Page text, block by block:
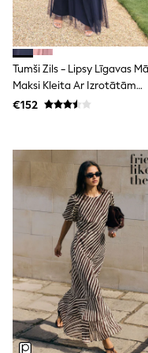
Dresses
Flip Flops
Sliders
Jumpsuits &
Linen
Sandals
Shorts
Trousers
Sunglasses
Men's Holiday
All Swimwear
Accessories
Bags & Luggage
Footwear
Hats
Linen Collection
Loafers
Polo Shirts
Sandals &
Shirts
Shorts
Tumši Zils - Lipsy Līgavas
Maksi Kleita Ar Izrotātām
Detaļām
€152